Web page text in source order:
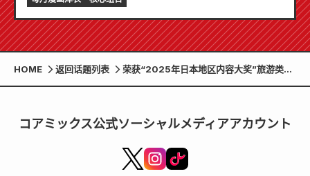
HOME 返回话题列表
荣获“2025年日本地区内容大奖”旅游类大
奖。《pomodoro》杂志第14期以熊本拉面
コアミックス公式ソーシャルメディアアカウント